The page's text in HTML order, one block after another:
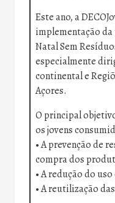
Este ano, a
implementação
Natal Sem
especialmente
continental e
Açores.
O principal
os jovens
• A prevenção de
compra dos
• A redução do
• A reutilização